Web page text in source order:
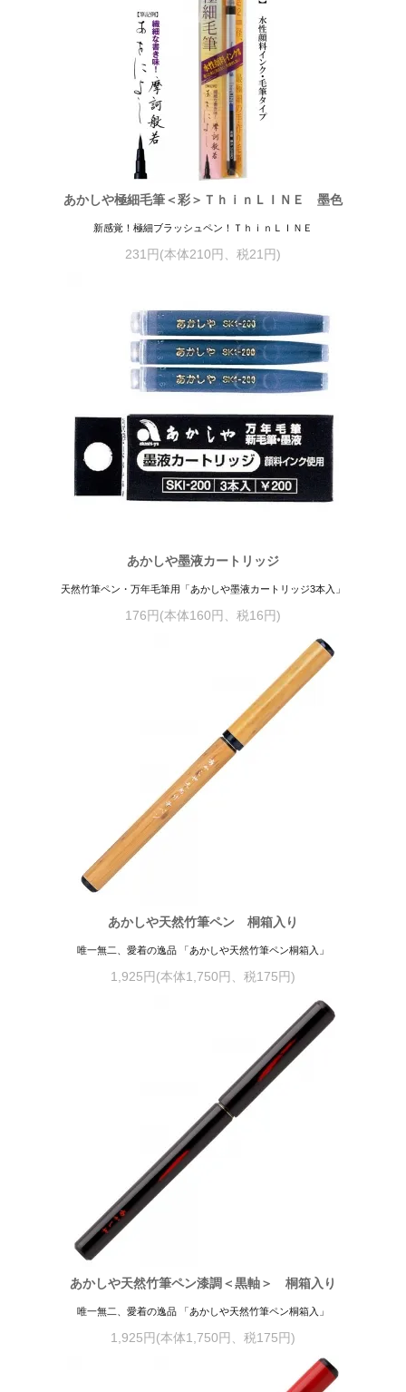
あかしや極細毛筆＜彩＞ＴｈｉｎＬＩＮＥ 墨色
新感覚！極細ブラッシュペン！ＴｈｉｎＬＩＮＥ
231円(本体210円、税21円)
あかしや墨液カートリッジ
天然竹筆ペン・万年毛筆用「あかしや墨液カートリッジ3本入」
176円(本体160円、税16円)
あかしや天然竹筆ペン 桐箱入り
唯一無二、愛着の逸品 「あかしや天然竹筆ペン桐箱入」
1,925円(本体1,750円、税175円)
あかしや天然竹筆ペン漆調＜黒軸＞ 桐箱入り
唯一無二、愛着の逸品 「あかしや天然竹筆ペン桐箱入」
1,925円(本体1,750円、税175円)